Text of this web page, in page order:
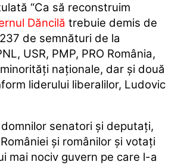
“Ca să reconstruim
Dăncilă trebuie demis de
de semnături de la
USR, PMP, PRO România,
naţionale, dar şi două
liderului liberalilor, Ludovic
domnilor senatori şi deputaţi,
şi românilor şi votaţi
mai nociv guvern pe care l-a